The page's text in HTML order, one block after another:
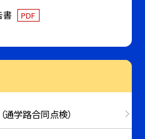
書 PDF
通学路合同点検）